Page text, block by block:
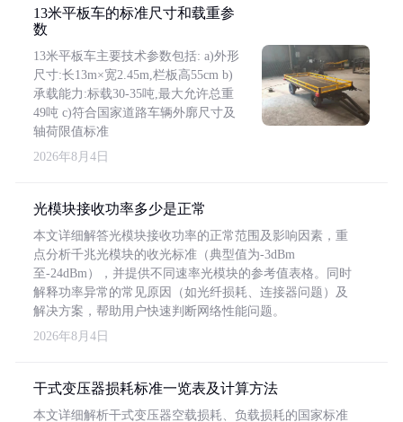
13米平板车的标准尺寸和载重参
数
13米平板车主要技术参数包括: a)外形
尺寸:长13m×宽2.45m,栏板高55cm b)
承载能力:标载30-35吨,最大允许总重
49吨 c)符合国家道路车辆外廓尺寸及
轴荷限值标准
2026年8月4日
光模块接收功率多少是正常
本文详细解答光模块接收功率的正常范围及影响因素，重
点分析千兆光模块的收光标准（典型值为-3dBm
至-24dBm），并提供不同速率光模块的参考值表格。同时
解释功率异常的常见原因（如光纤损耗、连接器问题）及
解决方案，帮助用户快速判断网络性能问题。
2026年8月4日
干式变压器损耗标准一览表及计算方法
本文详细解析干式变压器空载损耗、负载损耗的国家标准